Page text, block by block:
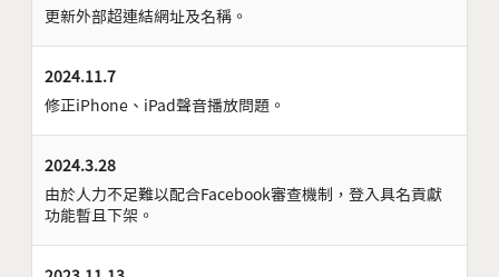
更新外部超連結網址及名稱。
2024.11.7
修正iPhone、iPad聲音播放問題。
2024.3.28
由於人力不足難以配合Facebook審查機制，登入具名貢獻
功能暫且下架。